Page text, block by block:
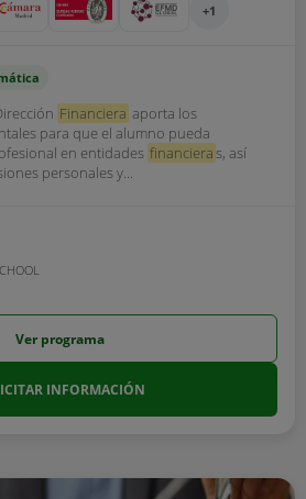
+1
Financiera aporta los
para que el alumno pueda
en entidades financieras, así
personales y...
Ver programa
INFORMACIÓN